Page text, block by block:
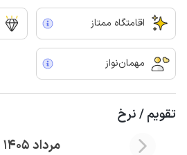
اقامتگاه ممتاز
مهمان‌نواز
تقویم / نرخ
مرداد 1405